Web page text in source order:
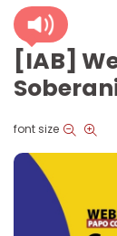
[IAB]
font size